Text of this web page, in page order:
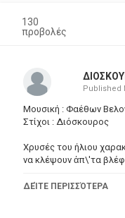
130
προβολές
Published
Μουσική : Φαέθων
Στίχοι : Διόσκουρος
Χρυσές του ήλιου
να κλέψουν ἀπ\'τα
Ἥλιε πατέρα και
ΔΕΊΤΕ ΠΕΡΙΣΣΌΤΕΡΑ